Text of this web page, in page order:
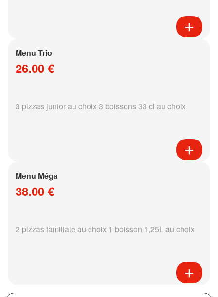
Menu Trio
26.00 €
3 pizzas junior au choix 3 boissons 33 cl au choix
Menu Méga
38.00 €
2 pizzas familiale au choix 1 boisson 1,25L au choix